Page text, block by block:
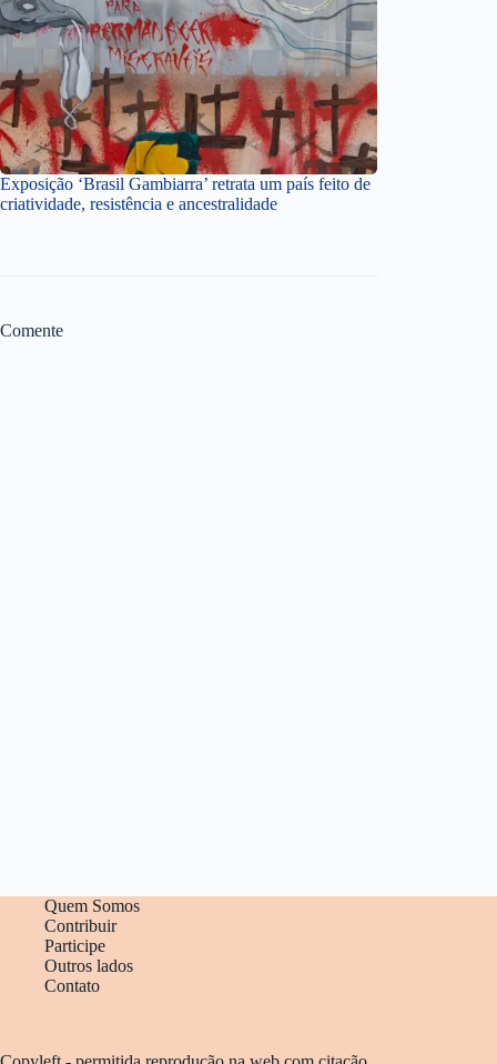
Exposição ‘Brasil Gambiarra’ retrata um país feito de
criatividade, resistência e ancestralidade
Comente
Quem Somos
Contribuir
Participe
Outros lados
Contato